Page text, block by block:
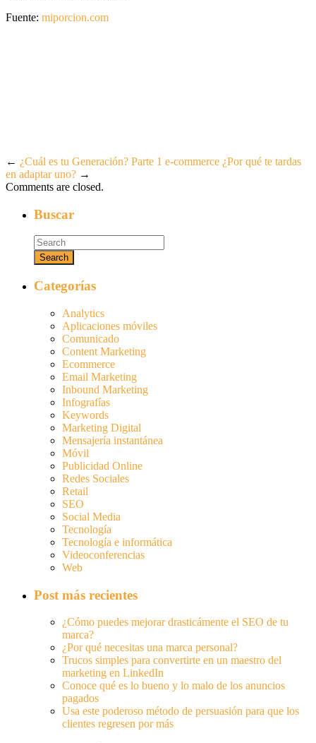
Fuente: miporcion.com
← ¿Cuál es tu Generación? Parte 1 e-commerce ¿Por qué te tardas
en adaptar uno? →
Comments are closed.
Buscar
Categorías
Analytics
Aplicaciones móviles
Comunicado
Content Marketing
Ecommerce
Email Marketing
Inbound Marketing
Infografías
Keywords
Marketing Digital
Mensajería instantánea
Móvil
Publicidad Online
Redes Sociales
Retail
SEO
Social Media
Tecnología
Tecnología e informática
Videoconferencias
Web
Post más recientes
¿Cómo puedes mejorar drasticámente el SEO de tu
marca?
¿Por qué necesitas una marca personal?
Trucos simples para convertirte en un maestro del
marketing en LinkedIn
Conoce qué es lo bueno y lo malo de los anuncios
pagados
Usa este poderoso método de persuasión para que los
clientes regresen por más